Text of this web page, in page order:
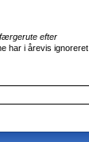
efter
har i årevis ignoreret